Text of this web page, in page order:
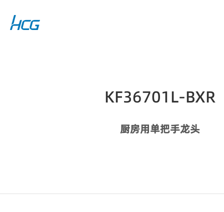
KF36701L-BXR
厨房用单把手龙头